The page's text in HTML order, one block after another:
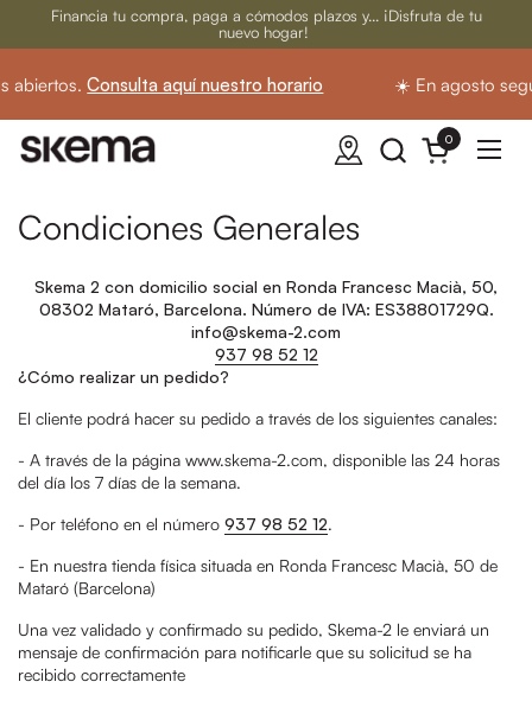
Ir al contenido
Financia tu compra, paga a cómodos plazos y... ¡Disfruta de tu
nuevo hogar!
abiertos.Consulta aquí nuestro horario ☀️ En agosto
Abrir carrito
0
Abrir
Condiciones Generales
Skema 2 con domicilio social en Ronda Francesc Macià, 50,
08302 Mataró, Barcelona. Número de IVA: ES38801729Q.
info@skema-2.com
937 98 52 12
¿Cómo realizar un pedido?
El cliente podrá hacer su pedido a través de los siguientes canales:
- A través de la página www.skema-2.com, disponible las 24 horas
del día los 7 días de la semana.
- Por teléfono en el número 937 98 52 12.
- En nuestra tienda física situada en Ronda Francesc Macià, 50 de
Mataró (Barcelona)
Una vez validado y confirmado su pedido, Skema-2 le enviará un
mensaje de confirmación para notificarle que su solicitud se ha
recibido correctamente